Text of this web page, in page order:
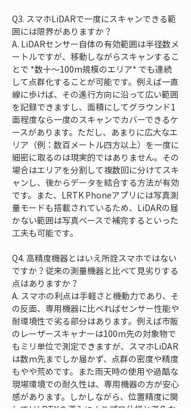
Q3. スマホLiDARで一度にスキャンできる範
囲には限界がありますか？
A. LiDARセンサー自体の有効範囲は半径数メ
ートルですが、移動しながらスキャンするこ
とで *数十～100m規模のエリア* でも連続
して点群化することが可能です。例えば一直
線に歩けば、その進行方向に沿って広い範囲
を記録できますし、面積にしてグラウンド1
面程度なら一度のスキャンでカバーできるケ
ースがあります。ただし、あまりに広大なエ
リア（例：数百メートル四方以上）を一度に
細密に取るのは現実的ではありません。その
場合はエリアを分割して複数回に分けてスキ
ャンし、後からデータを結合する方法が有効
です。また、LRTK Phoneアプリには写真測
量モードも搭載されているため、LiDARの届
かない範囲は写真ベースで補完するといった
工夫も可能です。
Q4. 高精度機器とはいえ所詮スマホではない
ですか？従来の測量機器と比べて見劣りする
点はありますか？
A. スマホの利点は手軽さと機動力であり、そ
の反面、専用機器に比べればセンサー性能や
耐環境性で劣る部分はあります。例えば市販
のレーザースキャナーは100m先の対象物で
もミリ単位で測定できますが、スマホLiDAR
は数m先までしか届かず、点群の密度や精度
もやや荒めです。また雨天時の使用や過酷な
現場環境での耐久性は、専用機器の方が安心
感があります。しかしながら、位置精度に関
してはLRTKの導入によりプロ仕様と遜色な